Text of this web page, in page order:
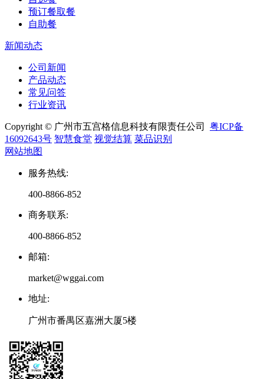
预订餐取餐
自助餐
新闻动态
公司新闻
产品动态
常见问答
行业资讯
Copyright © 广州市五宫格信息科技有限责任公司 粤ICP备
16092643号 智慧食堂 视觉结算 菜品识别
网站地图
服务热线:
400-8866-852
商务联系:
400-8866-852
邮箱:
market@wggai.com
地址:
广州市番禺区嘉洲大厦5楼